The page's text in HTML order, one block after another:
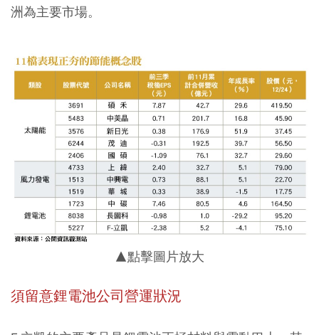
洲為主要市場。
▲點擊圖片放大
須留意鋰電池公司營運狀況